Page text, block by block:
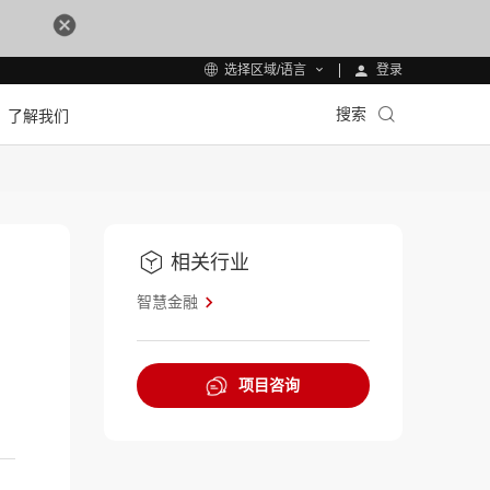
选择区域/语言 登录
了解我们 搜索
相关行业
智慧金融
项目咨询